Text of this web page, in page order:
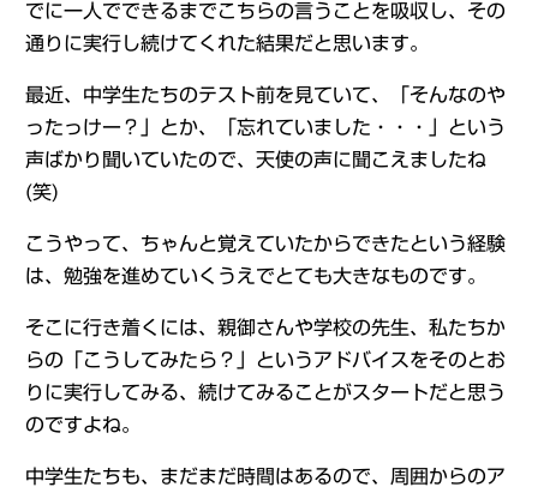
でに一人でできるまでこちらの言うことを吸収し、その
通りに実行し続けてくれた結果だと思います。
最近、中学生たちのテスト前を見ていて、「そんなのや
ったっけー？」とか、「忘れていました・・・」という
声ばかり聞いていたので、天使の声に聞こえましたね
(笑)
こうやって、ちゃんと覚えていたからできたという経験
は、勉強を進めていくうえでとても大きなものです。
そこに行き着くには、親御さんや学校の先生、私たちか
らの「こうしてみたら？」というアドバイスをそのとお
りに実行してみる、続けてみることがスタートだと思う
のですよね。
中学生たちも、まだまだ時間はあるので、周囲からのア